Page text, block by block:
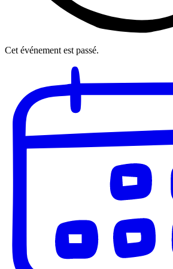
Cet événement est passé.